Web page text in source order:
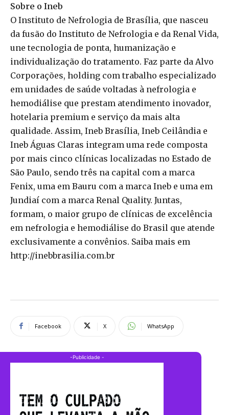
Sobre o Ineb
O Instituto de Nefrologia de Brasília, que nasceu
da fusão do Instituto de Nefrologia e da Renal Vida,
une tecnologia de ponta, humanização e
individualização do tratamento. Faz parte da Alvo
Corporações, holding com trabalho especializado
em unidades de saúde voltadas à nefrologia e
hemodiálise que prestam atendimento inovador,
hotelaria premium e serviço da mais alta
qualidade. Assim, Ineb Brasília, Ineb Ceilândia e
Ineb Águas Claras integram uma rede composta
por mais cinco clínicas localizadas no Estado de
São Paulo, sendo três na capital com a marca
Fenix, uma em Bauru com a marca Ineb e uma em
Jundiaí com a marca Renal Quality. Juntas,
formam, o maior grupo de clínicas de excelência
em nefrologia e hemodiálise do Brasil que atende
exclusivamente a convênios. Saiba mais em
http://inebbrasilia.com.br
Facebook X WhatsApp
-Publicidade -